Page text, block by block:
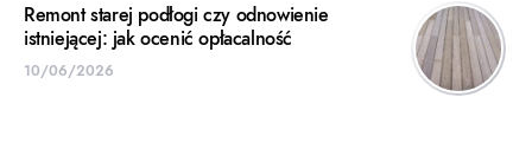
Remont starej podłogi czy odnowienie
istniejącej: jak ocenić opłacalność
10/06/2026